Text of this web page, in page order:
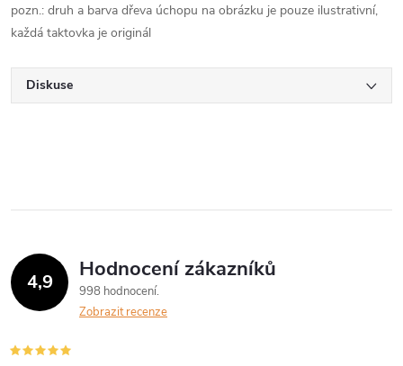
pozn.: druh a barva dřeva úchopu na obrázku je pouze ilustrativní,
každá taktovka je originál
Diskuse
4,9 Hodnocení zákazníků
998 hodnocení
Zobrazit recenze